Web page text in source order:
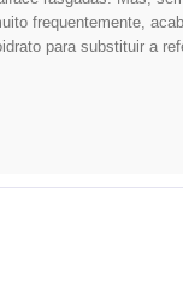
frequentemente,
para substituir a